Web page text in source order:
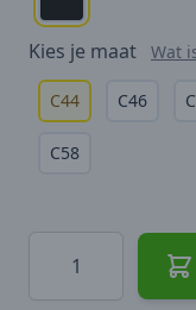
Kies je maat Wat
C44 C46
C58
Hoeveelheid